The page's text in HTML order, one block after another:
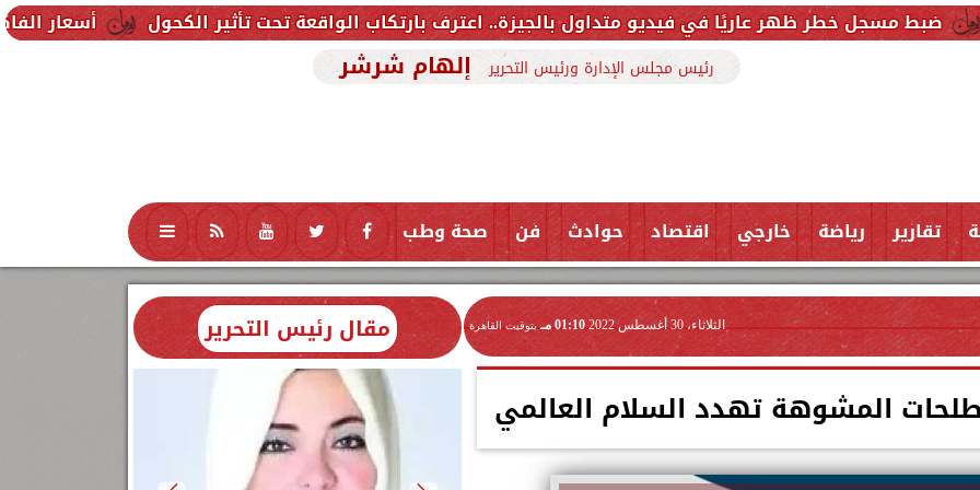
أسعار الفاكهة اليوم الجمعة 7 أغسطس 2026 في الأسواق.. ظهر عاريًا في فيديو متداول بالجيزة.. اعترف بارتكاب الواقعة تحت تأثير الكحول
رئيس مجلس الإدارة ورئيس التحرير إلهام شرشر
تقارير رياضة خارجي اقتصاد حوادث فن صحة وطب تكنولوجيا منوعات محافظات
الثلاثاء، 30 أغسطس 2022 01:10 مـ بتوقيت القاهرة
المشوهة تهدد السلام العالمي
مقال رئيس التحرير